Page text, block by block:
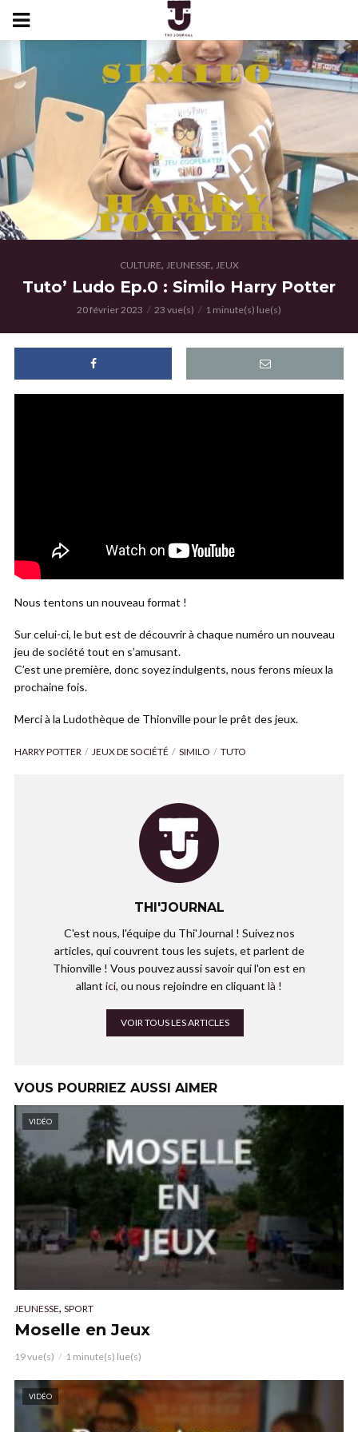
CULTURE, JEUNESSE, JEUX
Tuto’ Ludo Ep.0 : Similo Harry Potter
20 février 2023 23 vue(s) 1 minute(s) lue(s)
Nous tentons un nouveau format !
Sur celui-ci, le but est de découvrir à chaque numéro un nouveau
jeu de société tout en s’amusant.
C’est une première, donc soyez indulgents, nous ferons mieux la
prochaine fois.
Merci à la Ludothèque de Thionville pour le prêt des jeux.
HARRY POTTER JEUX DE SOCIÉTÉ SIMILO TUTO
THI'JOURNAL
C'est nous, l'équipe du Thi'Journal ! Suivez nos
articles, qui couvrent tous les sujets, et parlent de
Thionville ! Vous pouvez aussi savoir qui l'on est en
allant ici, ou nous rejoindre en cliquant là !
VOIR TOUS LES ARTICLES
VOUS POURRIEZ AUSSI AIMER
VIDÉO
JEUNESSE, SPORT
Moselle en Jeux
19 vue(s) 1 minute(s) lue(s)
VIDÉO